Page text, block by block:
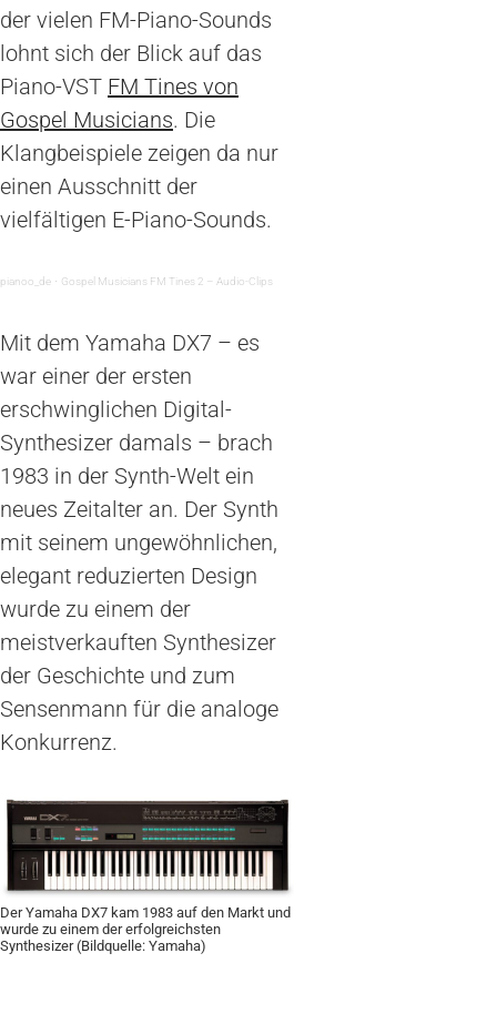
der vielen FM-Piano-Sounds
lohnt sich der Blick auf das
Piano-VST FM Tines von
Gospel Musicians. Die
Klangbeispiele zeigen da nur
einen Ausschnitt der
vielfältigen E-Piano-Sounds.
pianoo_de · Gospel Musicians FM Tines 2 – Audio-Clips
Mit dem Yamaha DX7 – es
war einer der ersten
erschwinglichen Digital-
Synthesizer damals – brach
1983 in der Synth-Welt ein
neues Zeitalter an. Der Synth
mit seinem ungewöhnlichen,
elegant reduzierten Design
wurde zu einem der
meistverkauften Synthesizer
der Geschichte und zum
Sensenmann für die analoge
Konkurrenz.
Der Yamaha DX7 kam 1983 auf den Markt und
wurde zu einem der erfolgreichsten
Synthesizer (Bildquelle: Yamaha)